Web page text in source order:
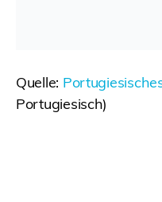
Quelle:
Portugiesisch)